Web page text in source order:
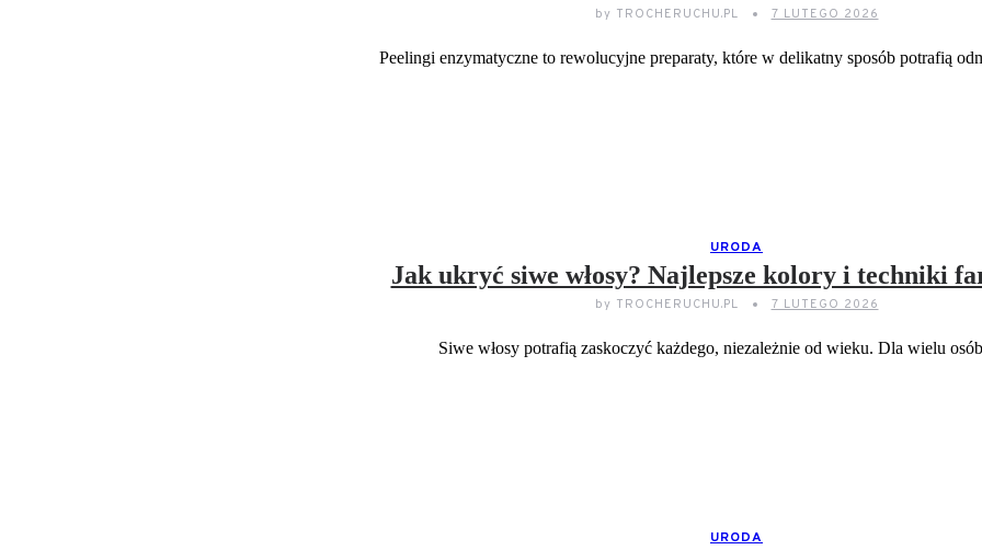
by TROCHERUCHU.PL 7 LUTEGO 2026
Peelingi enzymatyczne to rewolucyjne preparaty, które w delikatny sposób potrafią
URODA
Jak ukryć siwe włosy? Najlepsze kolory i techniki
by TROCHERUCHU.PL 7 LUTEGO 2026
Siwe włosy potrafią zaskoczyć każdego, niezależnie od wieku. Dla wielu
URODA